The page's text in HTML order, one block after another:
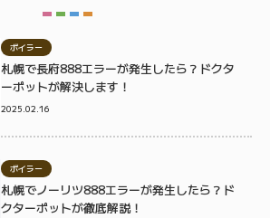
ボイラー
札幌で長府888エラーが発生したら？ドクタ
ーポットが解決します！
2025.02.16
ボイラー
札幌でノーリツ888エラーが発生したら？ド
クターポットが徹底解説！